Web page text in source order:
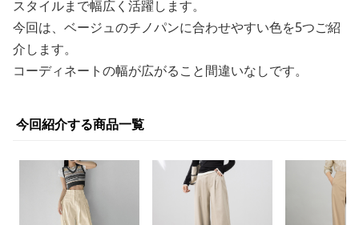
スタイルまで幅広く活躍します。
今回は、ベージュのチノパンに合わせやすい色を5つご紹
介します。
コーディネートの幅が広がること間違いなしです。
今回紹介する商品一覧